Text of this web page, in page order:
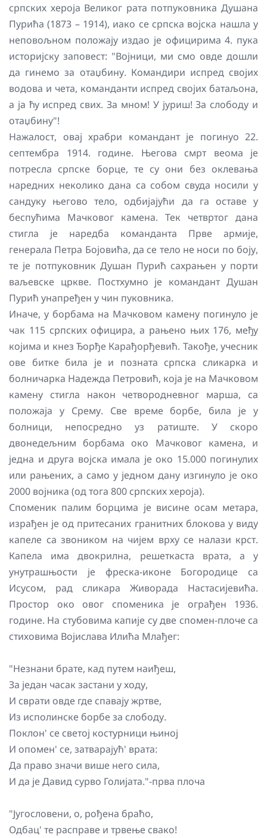
српских хероја Великог рата потпуковника Душана
Пурића (1873 – 1914), иако се српска војска нашла у
неповољном положају издао је официрима 4. пука
историјску заповест: "Војници, ми смо овде дошли
да гинемо за отаџбину. Командири испред својих
водова и чета, команданти испред својих батаљона,
а ја ћу испред свих. За мном! У јуриш! За слободу и
отаџбину"!
Нажалост, овај храбри командант је погинуо 22.
септембра 1914. године. Његова смрт веома је
потресла српске борце, те су они без оклевања
наредних неколико дана са собом свуда носили у
сандуку његово тело, одбијајући да га оставе у
беспућима Мачковог камена. Тек четвртог дана
стигла је наредба команданта Прве армије,
генерала Петра Бојовића, да се тело не носи по боју,
те је потпуковник Душан Пурић сахрањен у порти
ваљевске цркве. Постхумно је командант Душан
Пурић унапређен у чин пуковника.
Иначе, у борбама на Мачковом камену погинуло је
чак 115 српских официра, а рањено њих 176, међу
којима и кнез Ђорђе Карађорђевић. Такође, учесник
ове битке била је и позната српска сликарка и
болничарка Надежда Петровић, која је на Мачковом
камену стигла након четвородневног марша, са
положаја у Срему. Све време борбе, била је у
болници, непосредно уз ратиште. У скоро
двонедељним борбама око Мачковог камена, и
једна и друга војска имала је око 15.000 погинулих
или рањених, а само у једном дану изгинуло је око
2000 војника (од тога 800 српских хероја).
Споменик палим борцима је висине осам метара,
израђен је од притесаних гранитних блокова у виду
капеле са звоником на чијем врху се налази крст.
Капела има двокрилна, решеткаста врата, а у
унутрашњости је фрескa-иконe Богородице са
Исусом, рад сликара Живорада Настасијевића.
Простор око овог споменика је ограђен 1936.
године. На стубовима капије су две спомен-плоче са
стиховима Војислава Илића Млађег:
"Незнани брате, кад путем наиђеш,
За један часак застани у ходу,
И сврати овде где спавају жртве,
Из исполинске борбе за слободу.
Поклон' се светој костурници њиној
И опомен' се, затварајућ' врата:
Да право значи више него сила,
И да је Давид сурво Голијата."-прва плоча
"Југословени, о, рођена браћо,
Одбац' те расправе и трвење свако!